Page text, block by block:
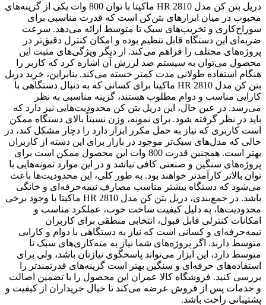
دریل بتن کن مدل HR 2810 ماکیتا با توان 800 وات یکی از گزینه‌های
محبوب در میان ابزارهای بتن‌کن است که قدرت مناسبی برای
سوراخ‌کاری و تخریب‌های سبک تا متوسط ارائه می‌دهد. سرعت
ضربه‌ای این دستگاه قابل تنظیم بوده و امکان کنترل دقیق‌تر در
پروژه‌های مختلف را فراهم می‌کند. از دیگر ویژگی‌های مثبت این
محصول می‌توان به سیستم ضد لرزش آن اشاره کرد که کاربر را
هنگام استفاده طولانی مدت کمتر خسته می‌کند. بنابراین، خرید دریل
بتن کن مدل HR 2810 ماکیتا برای کسانی که به دنبال دستگاهی با
کارایی مناسب و دوام مطلوب هستند، گزینه مناسبی به نظر
می‌رسد. در عین حال، این دریل بتن کن محدودیت‌هایی نیز دارد که
باید در نظر گرفته شود. برای نمونه، وزن نسبتاً بالای دستگاه ممکن
است کاربری که نیاز به حمل مکرر ابزار دارد را دچار مشکل کند، در
حالی که مدل‌های سبک‌تر موجود در بازار برای این دسته از کاربران
بهتر است. همچنین قدرت 800 وات این محصول ممکن است برای
پروژه‌های سنگین و صنعتی کافی نباشد و در این موارد نمونه‌هایی با
توان بالاتر کارآمدتر خواهند بود. به طور کلی، این محدودیت‌ها باعث
می‌شود که دستگاه بیشتر مناسب مصارف نیمه‌حرفه‌ای و خانگی
باشد. در جمع‌بندی، دریل بتن کن مدل HR 2810 ماکیتا با وجود برخی
محدودیت‌ها، به دلیل کیفیت ساخت خوب، عملکرد مناسب و
امکانات کنترلی قابل قبول، انتخابی منطقی برای کاربران
نیمه‌حرفه‌ای و کسانی است که نیاز به دستگاهی با دوام و کارایی
متوسط دارند. اگر پروژه‌های شما نیاز به مته‌کاری‌های سبک تا
متوسط دارد، این ابزار می‌تواند پاسخگوی نیازتان باشد، ولی برای
استفاده‌های حرفه‌ای و سنگین بهتر است گزینه‌های قدرتمندتر را
بررسی کنید. فروشگاه کالا عمران این محصول را با تضمین اصالت
و خدمات پس از فروش عرضه می‌کند تا خیال خریداران از کیفیت و
پشتیبانی راحت باشد.